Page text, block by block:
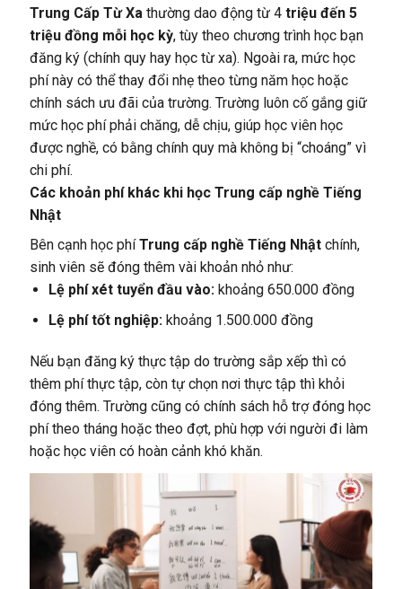
Trung Cấp Từ Xathường dao động từ 4triệu đến 5
triệu đồng mỗi học kỳ, tùy theo chương trình học bạn
đăng ký (chính quy hay học từ xa). Ngoài ra, mức học
phí này có thể thay đổi nhẹ theo từng năm học hoặc
chính sách ưu đãi của trường. Trường luôn cố gắng giữ
mức học phí phải chăng, dễ chịu, giúp học viên học
được nghề, có bằng chính quy mà không bị “choáng” vì
chi phí.
Các khoản phí khác khi học Trung cấp nghề Tiếng
Nhật
Bên cạnh học phíTrung cấp nghề Tiếng Nhậtchính,
sinh viên sẽ đóng thêm vài khoản nhỏ như:
Lệ phí xét tuyển đầu vào:khoảng 650.000 đồng
Lệ phí tốt nghiệp:khoảng 1.500.000 đồng
Nếu bạn đăng ký thực tập do trường sắp xếp thì có
thêm phí thực tập, còn tự chọn nơi thực tập thì khỏi
đóng thêm. Trường cũng có chính sách hỗ trợ đóng học
phí theo tháng hoặc theo đợt, phù hợp với người đi làm
hoặc học viên có hoàn cảnh khó khăn.